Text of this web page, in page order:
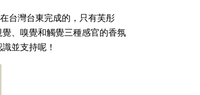
台灣台東完成的，只有芙彤
、嗅覺和觸覺三種感官的香氛
並支持呢！